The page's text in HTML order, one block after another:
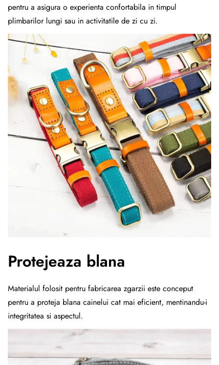
pentru a asigura o experienta confortabila in timpul
plimbarilor lungi sau in activitatile de zi cu zi.
Protejeaza blana
Materialul folosit pentru fabricarea zgarzii este conceput
pentru a proteja blana cainelui cat mai eficient, mentinandu-i
integritatea si aspectul.